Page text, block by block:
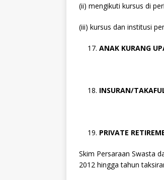
(ii) mengikuti kursus di
(iii) kursus dan institusi
ANAK KURANG
INSURAN/
PRIVATE
Skim Persaraan Swasta
2012 hingga tahun